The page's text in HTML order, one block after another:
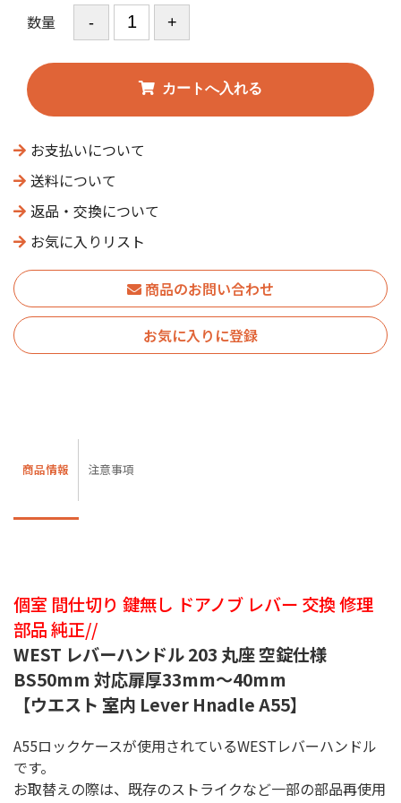
数量
お支払いについて
送料について
返品・交換について
お気に入りリスト
商品のお問い合わせ
お気に入りに登録
商品情報 注意事項
個室 間仕切り 鍵無し ドアノブ レバー 交換 修理
部品 純正//
WEST レバーハンドル 203 丸座 空錠仕様
BS50mm 対応扉厚33mm〜40mm
【ウエスト 室内 Lever Hnadle A55】
A55ロックケースが使用されているWESTレバーハンドル
です。
お取替えの際は、既存のストライクなど一部の部品再使用